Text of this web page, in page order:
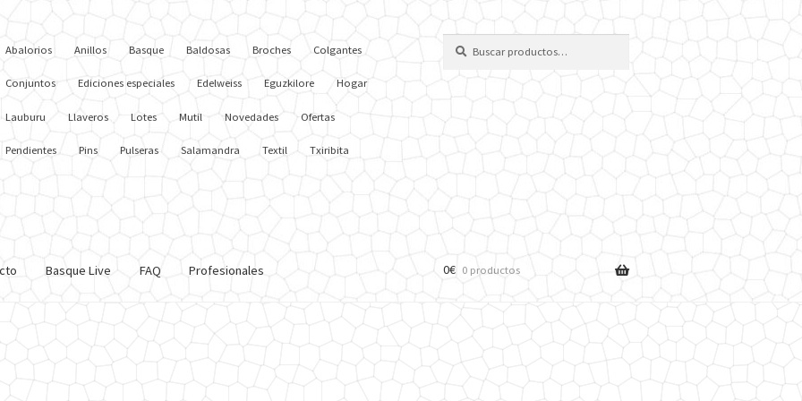
Abalorios Anillos Basque Baldosas Broches Colgantes
Conjuntos Ediciones especiales Edelweiss Eguzkilore Hogar
Lauburu Llaveros Lotes Mutil Novedades Ofertas
Pendientes Pins Pulseras Salamandra Textil Txiribita
por:
Basque Live FAQ Profesionales 0€ 0 productos